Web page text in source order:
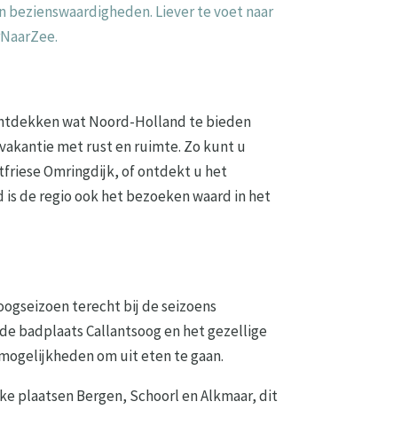
Liever te voet naar
wat Noord-Holland te bieden
met rust en ruimte. Zo kunt u
Omringdijk, of ontdekt u het
de regio ook het bezoeken waard in het
terecht bij de seizoens
badplaats Callantsoog en het gezellige
om uit eten te gaan.
plaatsen Bergen, Schoorl en Alkmaar, dit